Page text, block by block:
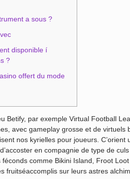
a sous ?
disponible í
?
offert du mode
Betify, par exemple Virtual Football
avec gameplay grosse et de
nos kyrielles pour joueurs.C’orient
en compagnie de type de
comme Bikini Island, Froot
fruitséaccomplis sur leurs astres